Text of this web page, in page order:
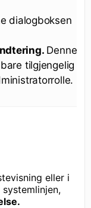
dialogboksen
Denne
tilgjengelig
eller i